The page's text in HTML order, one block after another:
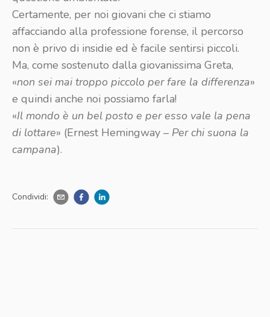
Certamente, per noi giovani che ci stiamo
affacciando alla professione forense, il percorso
non è privo di insidie ed è facile sentirsi piccoli.
Ma, come sostenuto dalla giovanissima Greta,
«non sei mai troppo piccolo per fare la differenza»
e quindi anche noi possiamo farla!
«Il mondo è un bel posto e per esso vale la pena
di lottare» (Ernest Hemingway – Per chi suona la
campana).
Condividi: